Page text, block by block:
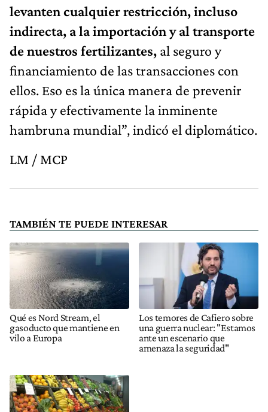
levanten cualquier restricción, incluso
indirecta, a la importación y al transporte
de nuestros fertilizantes, al seguro y
financiamiento de las transacciones con
ellos. Eso es la única manera de prevenir
rápida y efectivamente la inminente
hambruna mundial”, indicó el diplomático.
LM / MCP
TAMBIÉN TE PUEDE INTERESAR
Qué es Nord Stream, el
gasoducto que mantiene en
vilo a Europa
Los temores de Cafiero sobre
una guerra nuclear: "Estamos
ante un escenario que
amenaza la seguridad"